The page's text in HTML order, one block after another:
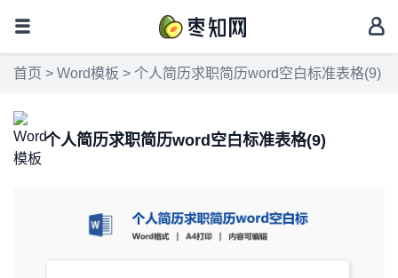
首页 > Word模板 > 个人简历求职简历word空白标准表格(9)
个人简历求职简历word空白标准表格(9)